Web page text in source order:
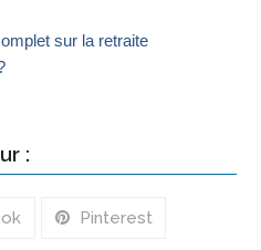
sur la retraite
:
Pinterest